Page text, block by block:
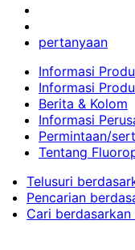
pertanyaan
Informasi
Informasi
Berita & Kolom
Informasi
Permintaan/
Tentang
Telusuri
Pencarian
Cari